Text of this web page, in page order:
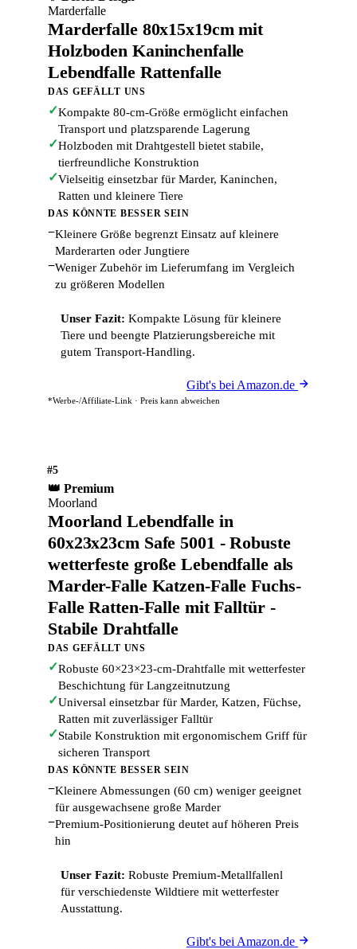
Marderfalle
Marderfalle 80x15x19cm mit
Holzboden Kaninchenfalle
Lebendfalle Rattenfalle
DAS GEFÄLLT UNS
✓Kompakte 80-cm-Größe ermöglicht einfachen
Transport und platzsparende Lagerung
✓Holzboden mit Drahtgestell bietet stabile,
tierfreundliche Konstruktion
✓Vielseitig einsetzbar für Marder, Kaninchen,
Ratten und kleinere Tiere
DAS KÖNNTE BESSER SEIN
−Kleinere Größe begrenzt Einsatz auf kleinere
Marderarten oder Jungtiere
−Weniger Zubehör im Lieferumfang im Vergleich
zu größeren Modellen
Unser Fazit: Kompakte Lösung für kleinere
Tiere und beengte Platzierungsbereiche mit
gutem Transport-Handling.
Gibt's bei Amazon.de
*Werbe-/Affiliate-Link · Preis kann abweichen
#5
👑 Premium
Moorland
Moorland Lebendfalle in
60x23x23cm Safe 5001 - Robuste
wetterfeste große Lebendfalle als
Marder-Falle Katzen-Falle Fuchs-
Falle Ratten-Falle mit Falltür -
Stabile Drahtfalle
DAS GEFÄLLT UNS
✓Robuste 60×23×23-cm-Drahtfalle mit wetterfester
Beschichtung für Langzeitnutzung
✓Universal einsetzbar für Marder, Katzen, Füchse,
Ratten mit zuverlässiger Falltür
✓Stabile Konstruktion mit ergonomischem Griff für
sicheren Transport
DAS KÖNNTE BESSER SEIN
−Kleinere Abmessungen (60 cm) weniger geeignet
für ausgewachsene große Marder
−Premium-Positionierung deutet auf höheren Preis
hin
Unser Fazit: Robuste Premium-Metallfallenl
für verschiedenste Wildtiere mit wetterfester
Ausstattung.
Gibt's bei Amazon.de